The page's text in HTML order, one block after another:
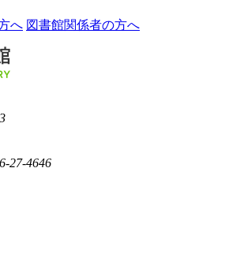
へ 図書館関係者の方へ
27-4646